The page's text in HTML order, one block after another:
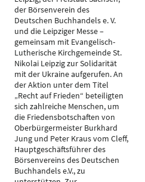
der Börsenverein des
Deutschen Buchhandels e. V.
und die Leipziger Messe –
gemeinsam mit Evangelisch-
Lutherische Kirchgemeinde St.
Nikolai Leipzig zur Solidarität
mit der Ukraine aufgerufen. An
der Aktion unter dem Titel
„Recht auf Frieden“ beteiligten
sich zahlreiche Menschen, um
die Friedensbotschaften von
Oberbürgermeister Burkhard
Jung und Peter Kraus vom Cleff,
Hauptgeschäftsführer des
Börsenvereins des Deutschen
Buchhandels e.V., zu